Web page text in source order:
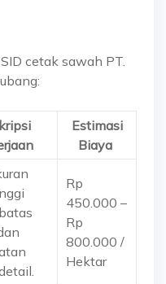
cetak sawah PT.
Estimasi
Biaya
Rp
450.000 –
Rp
800.000 /
Hektar